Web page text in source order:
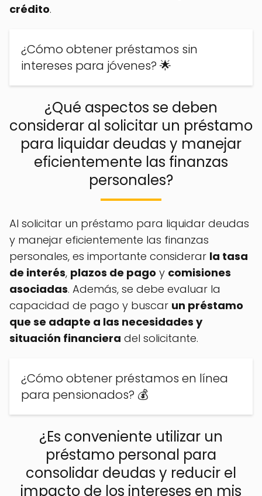
crédito.
¿Cómo obtener préstamos sin
intereses para jóvenes? 🌟
¿Qué aspectos se deben
considerar al solicitar un préstamo
para liquidar deudas y manejar
eficientemente las finanzas
personales?
Al solicitar un préstamo para liquidar deudas
y manejar eficientemente las finanzas
personales, es importante considerar la tasa
de interés, plazos de pago y comisiones
asociadas. Además, se debe evaluar la
capacidad de pago y buscar un préstamo
que se adapte a las necesidades y
situación financiera del solicitante.
¿Cómo obtener préstamos en línea
para pensionados? 💰
¿Es conveniente utilizar un
préstamo personal para
consolidar deudas y reducir el
impacto de los intereses en mis